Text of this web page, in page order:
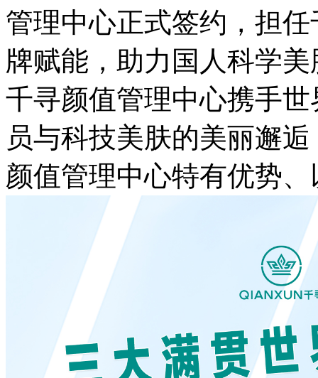
管理中心正式签约，担
牌赋能，助力国人科学
千寻颜值管理中心携手
员与科技美肤的美丽邂
颜值管理中心特有优势